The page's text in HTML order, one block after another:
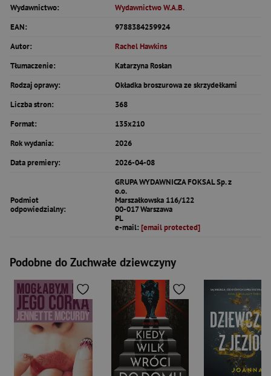
Wydawnictwo:
Wydawnictwo W.A.B.
EAN:
9788384259924
Autor:
Rachel Hawkins
Tłumaczenie:
Katarzyna Rosłan
Rodzaj oprawy:
Okładka broszurowa ze skrzydełkami
Liczba stron:
368
Format:
135x210
Rok wydania:
2026
Data premiery:
2026-04-08
Podmiot
odpowiedzialny:
GRUPA WYDAWNICZA FOKSAL Sp. z
o.o.
Marszałkowska 116/122
00-017 Warszawa
PL
e-mail: [email protected]
Podobne do Zuchwałe dziewczyny